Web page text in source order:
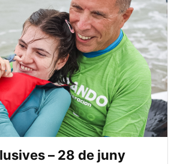
– 28 de juny